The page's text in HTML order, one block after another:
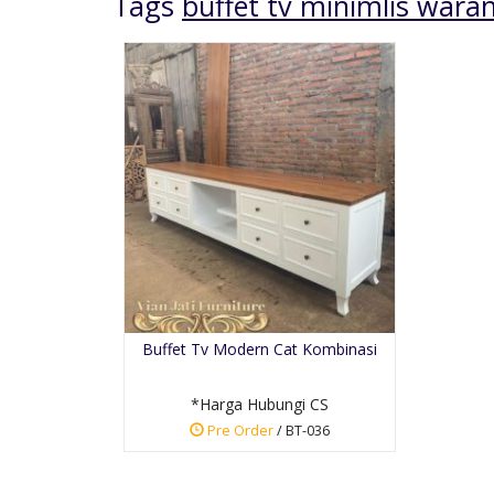
Buffet Tv Modern Cat Kombinasi
*Harga Hubungi CS
Pre Order/ BT-036
Meja Makan Ukir
Mewah Cat Emas
*Harga Hubungi CS